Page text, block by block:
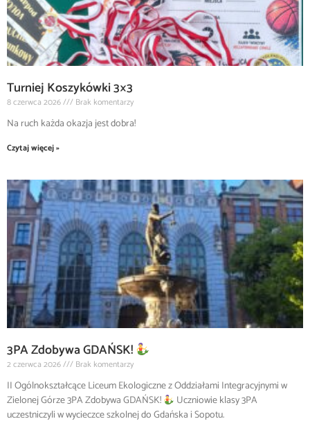
Turniej Koszykówki 3×3
8 czerwca 2026 Brak komentarzy
Na ruch każda okazja jest dobra!
Czytaj więcej »
3PA Zdobywa GDAŃSK!
2 czerwca 2026 Brak komentarzy
II Ogólnokształcące Liceum Ekologiczne z Oddziałami Integracyjnymi w
Zielonej Górze 3PA Zdobywa GDAŃSK!
Uczniowie klasy 3PA
uczestniczyli w wycieczce szkolnej do Gdańska i Sopotu.